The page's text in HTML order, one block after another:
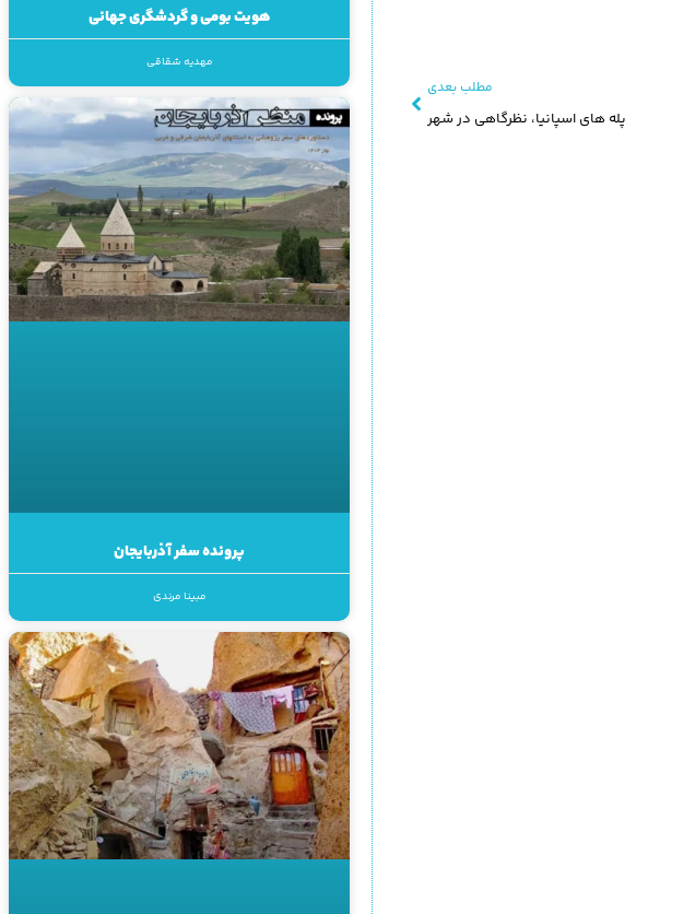
مطلب بعدی
پله های اسپانیا، نظرگاهی در شهر
هویت بومی و گردشگری جهانی
مهدیه شقاقی
پرونده سفر آذربایجان
مبینا مرندی